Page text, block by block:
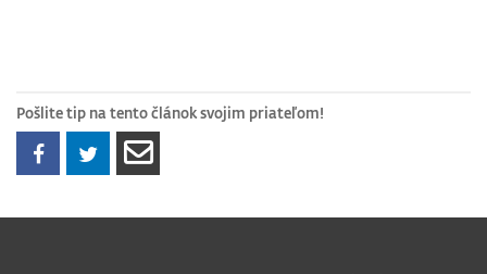
Pošlite tip na tento článok svojim priateľom!